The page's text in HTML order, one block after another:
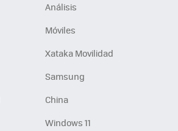
Análisis
Móviles
Xataka Movilidad
Samsung
China
Windows 11